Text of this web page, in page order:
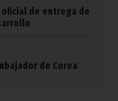
de entrega de
de Corea